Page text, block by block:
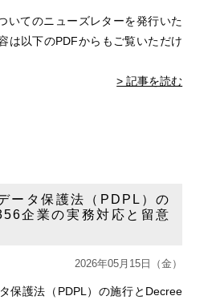
いてのニューズレターを発行いた
は以下のPDFからもご覧いただけ
> 記事を読む
ータ保護法（PDPL）の
企業の実務対応と留意
2026年05月15日（金）
保護法（PDPL）の施行とDecree